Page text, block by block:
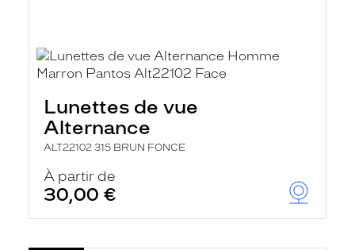
Lunettes de vue
Alternance
ALT22102 315 BRUN FONCE
À partir de
30,00 €